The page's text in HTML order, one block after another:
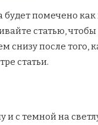
помечено
статью,
снизу после
статьи.
и с темной на